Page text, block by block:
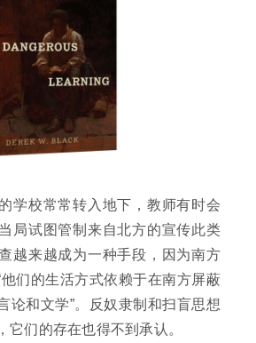
学校常常转入地下，教师有时会
局试图管制来自北方的宣传此类
越来越成为一种手段，因为南方
们的生活方式依赖于在南方屏蔽
论和文学”。反奴隶制和扫盲思想
它们的存在也得不到承认。